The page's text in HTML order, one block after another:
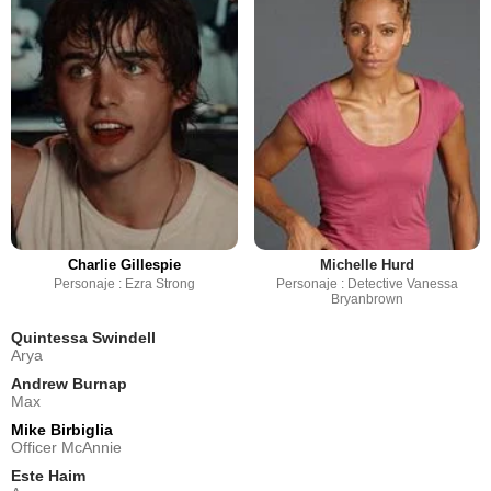
Charlie Gillespie
Personaje : Ezra Strong
Michelle Hurd
Personaje : Detective Vanessa
Bryanbrown
Quintessa Swindell
Arya
Andrew Burnap
Max
Mike Birbiglia
Officer McAnnie
Este Haim